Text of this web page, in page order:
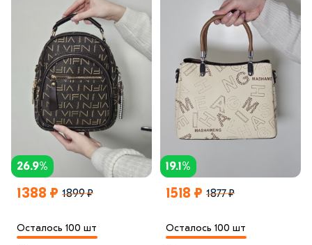
26.9%
1388 ₽ 1899 ₽
Осталось 100 шт
19.1%
1518 ₽ 1877 ₽
Осталось 100 шт